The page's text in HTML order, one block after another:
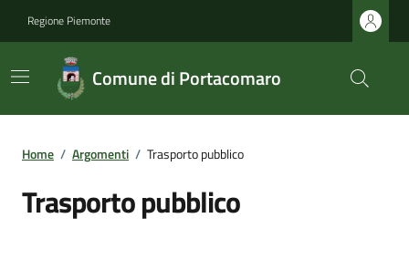
Regione Piemonte
Comune di Portacomaro
Home / Argomenti / Trasporto pubblico
Trasporto pubblico